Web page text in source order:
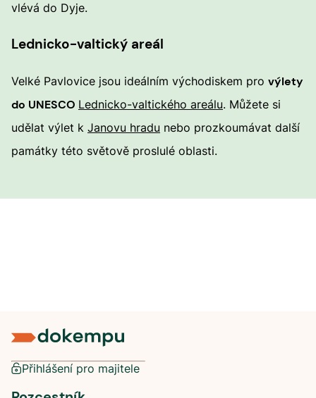
vlévá do Dyje.
Lednicko-valtický areál
Velké Pavlovice jsou ideálním východiskem pro výlety
do UNESCO Lednicko-valtického areálu. Můžete si
udělat výlet k Janovu hradu nebo prozkoumávat další
památky této světově proslulé oblasti.
Přihlášení pro majitele